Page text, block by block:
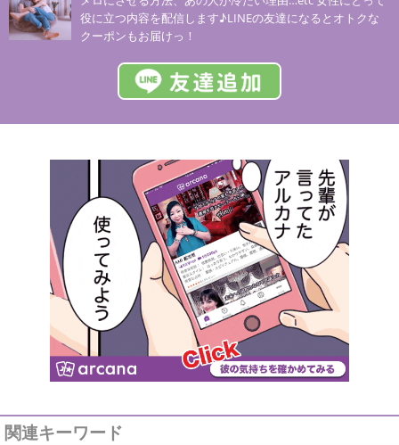
役に立つ内容を配信します♪LINEの友達になるとオトクな
クーポンもお届けっ！
関連キーワード